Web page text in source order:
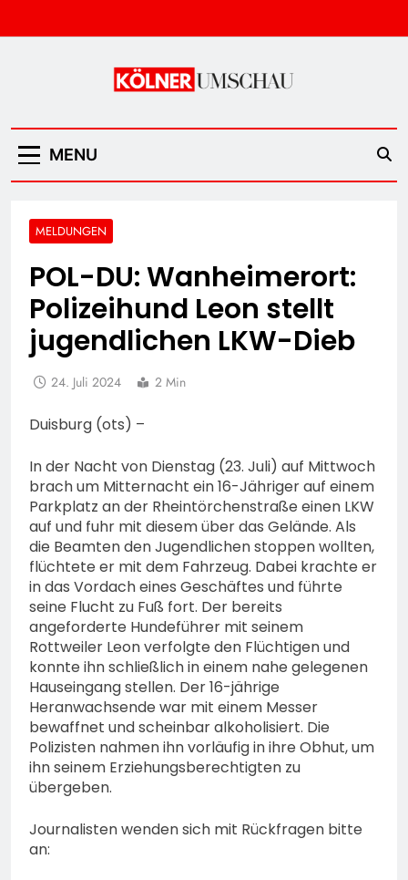
to
Kölner Umschau
MENU
MELDUNGEN
POL-DU: Wanheimerort:
Polizeihund Leon stellt
jugendlichen LKW-Dieb
24. Juli 2024 2 Min
Duisburg (ots) –
In der Nacht von Dienstag (23. Juli) auf Mittwoch
brach um Mitternacht ein 16-Jähriger auf einem
Parkplatz an der Rheintörchenstraße einen LKW
auf und fuhr mit diesem über das Gelände. Als
die Beamten den Jugendlichen stoppen wollten,
flüchtete er mit dem Fahrzeug. Dabei krachte er
in das Vordach eines Geschäftes und führte
seine Flucht zu Fuß fort. Der bereits
angeforderte Hundeführer mit seinem
Rottweiler Leon verfolgte den Flüchtigen und
konnte ihn schließlich in einem nahe gelegenen
Hauseingang stellen. Der 16-jährige
Heranwachsende war mit einem Messer
bewaffnet und scheinbar alkoholisiert. Die
Polizisten nahmen ihn vorläufig in ihre Obhut, um
ihn seinem Erziehungsberechtigten zu
übergeben.
Journalisten wenden sich mit Rückfragen bitte
an: